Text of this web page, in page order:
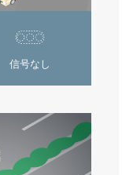
信号なし